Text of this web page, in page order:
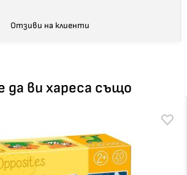
Отзиви на клиенти
да ви хареса също